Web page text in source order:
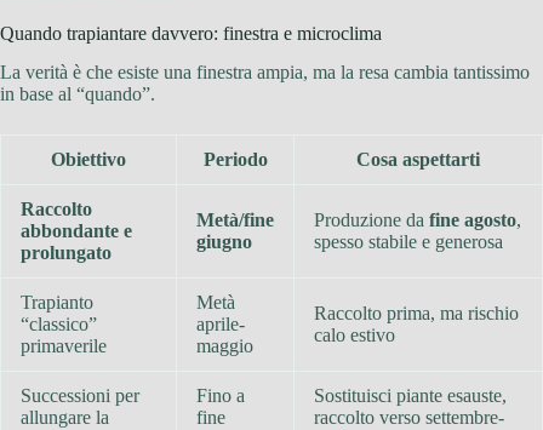
Quando trapiantare davvero: finestra e microclima
La verità è che esiste una finestra ampia, ma la resa cambia tantissimo
in base al “quando”.
Obiettivo Periodo Cosa aspettarti
Raccolto
abbondante e
prolungato
Metà/fine
giugno
Produzione da fine agosto,
spesso stabile e generosa
Trapianto
“classico”
primaverile
Metà
aprile-
maggio
Raccolto prima, ma rischio
calo estivo
Successioni per
allungare la
Fino a
fine
Sostituisci piante esauste,
raccolto verso settembre-